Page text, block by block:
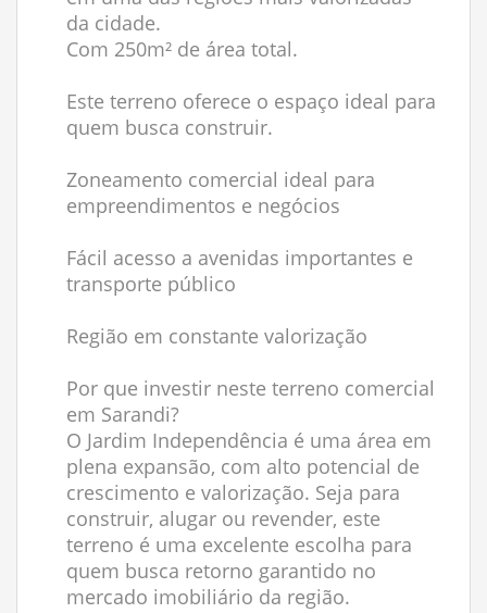
da cidade.
Com 250m² de área total.
Este terreno oferece o espaço ideal para
quem busca construir.
Zoneamento comercial ideal para
empreendimentos e negócios
Fácil acesso a avenidas importantes e
transporte público
Região em constante valorização
Por que investir neste terreno comercial
em Sarandi?
O Jardim Independência é uma área em
plena expansão, com alto potencial de
crescimento e valorização. Seja para
construir, alugar ou revender, este
terreno é uma excelente escolha para
quem busca retorno garantido no
mercado imobiliário da região.